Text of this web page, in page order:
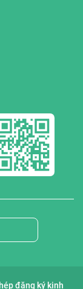
đăng ký kinh